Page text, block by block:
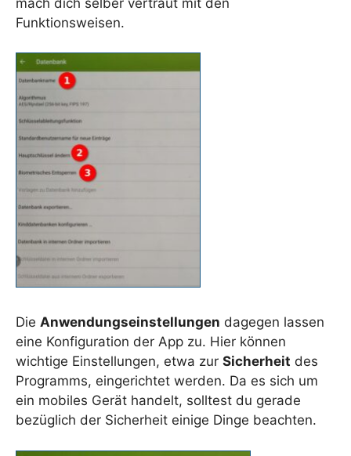
Funktionsweisen.
Die Anwendungseinstellungen dagegen lassen
eine Konfiguration der App zu. Hier können
wichtige Einstellungen, etwa zur Sicherheit des
Programms, eingerichtet werden. Da es sich um
ein mobiles Gerät handelt, solltest du gerade
bezüglich der Sicherheit einige Dinge beachten.